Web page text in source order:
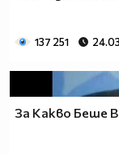
137 251
За Какво Беше